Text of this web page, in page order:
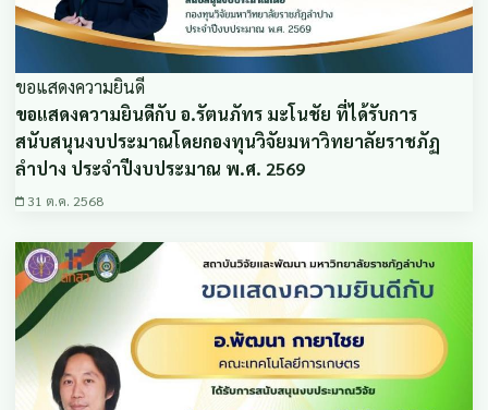
ขอแสดงความยินดี
ขอแสดงความยินดีกับ อ.รัตนภัทร มะโนชัย ที่ได้รับการ
สนับสนุนงบประมาณโดยกองทุนวิจัยมหาวิทยาลัยราชภัฏ
ลำปาง ประจำปีงบประมาณ พ.ศ. 2569
31 ต.ค. 2568